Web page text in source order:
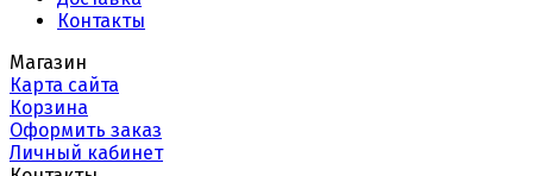
Контакты
Магазин
Карта сайта
Корзина
Оформить заказ
Личный кабинет